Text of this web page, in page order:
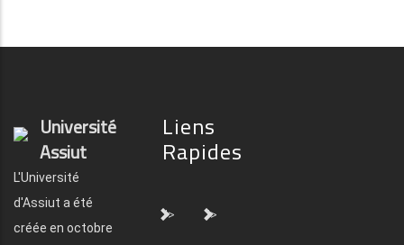
Université
Assiut
L'Université
d'Assiut a été
créée en octobre
Liens
Rapides
"> ">